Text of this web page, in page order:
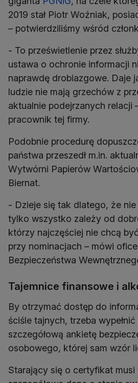
2019 stał Piotr Woźniak,
– potwierdziliśmy wśród
- To prześwietlenie przez
ustawa o ochronie informacji
naprawdę drobiazgowe. Daje
ludzie nie mają grzechów z
aktualnie podejrzanych relacji
pracownik tej firmy.
Podobnie procedurę
państwa przeszedł m.in.
Wytwórni Papierów
Biernat.
- Dzieje się tak dlatego, że
tylko wszystko zależy od
którzy najczęściej nie chcą
przy nominacjach – mówi
Bezpieczeństwa
Tajemnice finansowe i
By otrzymać dostęp do
ściśle tajnych, trzeba
szczegółową ankietę
osobowego, której sam wzór
Starający się o certyfikat musi